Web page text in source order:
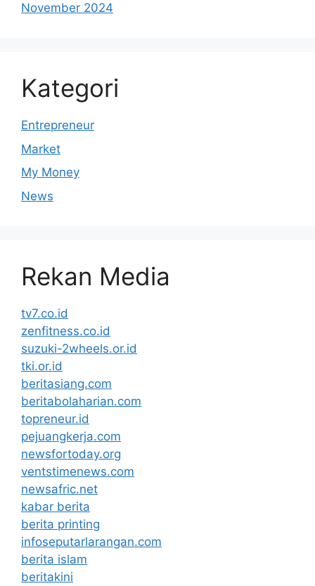
November 2024
Kategori
Entrepreneur
Market
My Money
News
Rekan Media
tv7.co.id
zenfitness.co.id
suzuki-2wheels.or.id
tki.or.id
beritasiang.com
beritabolaharian.com
topreneur.id
pejuangkerja.com
newsfortoday.org
ventstimenews.com
newsafric.net
kabar berita
berita printing
infoseputarlarangan.com
berita islam
beritakini